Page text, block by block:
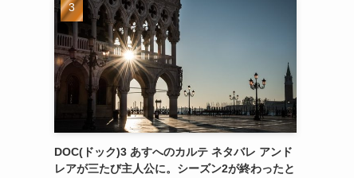
DOC(ドック)3 あすへのカルテ ネタバレ アンド
レアが三たび主人公に。シーズン2が終わったと